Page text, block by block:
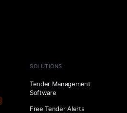
SOLUTIONS
Tender Management
Software
Free Tender Alerts